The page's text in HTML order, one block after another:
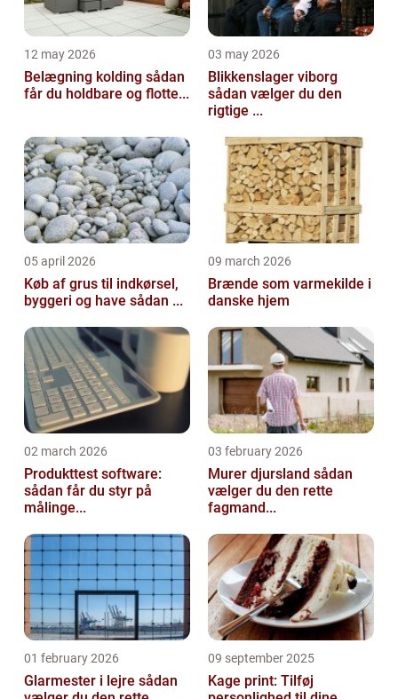
12 may 2026
Belægning kolding sådan
får du holdbare og flotte...
03 may 2026
Blikkenslager viborg
sådan vælger du den
rigtige ...
05 april 2026
Køb af grus til indkørsel,
byggeri og have sådan ...
09 march 2026
Brænde som varmekilde i
danske hjem
02 march 2026
Produkttest software:
sådan får du styr på
målinge...
03 february 2026
Murer djursland sådan
vælger du den rette
fagmand...
01 february 2026
Glarmester i lejre sådan
09 september 2025
Kage print: Tilføj